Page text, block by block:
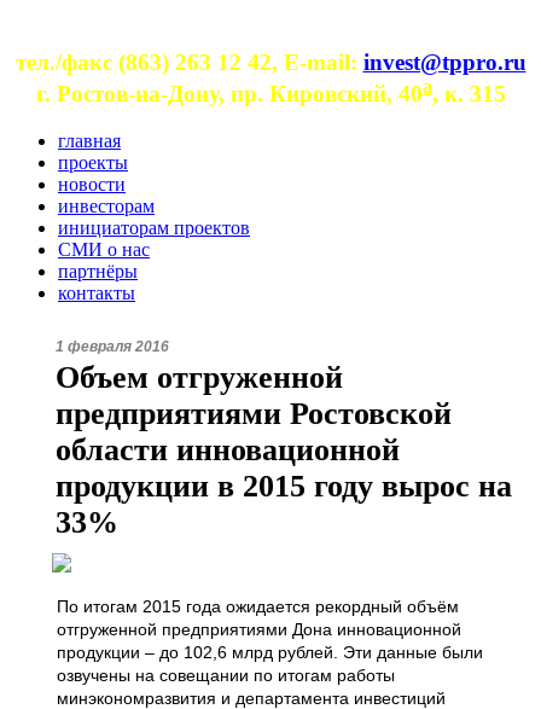
тел./факс (863) 263 12 42, E-mail: invest@tppro.ru
г. Ростов-на-Дону, пр. Кировский, 40a, к. 315
главная
проекты
новости
инвесторам
инициаторам проектов
СМИ о нас
партнёры
контакты
1 февраля 2016
Объем отгруженной
предприятиями Ростовской
области инновационной
продукции в 2015 году вырос на
33%
По итогам 2015 года ожидается рекордный объём
отгруженной предприятиями Дона инновационной
продукции – до 102,6 млрд рублей. Эти данные были
озвучены на совещании по итогам работы
минэкономразвития и департамента инвестиций